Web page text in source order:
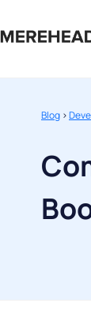
Blog >